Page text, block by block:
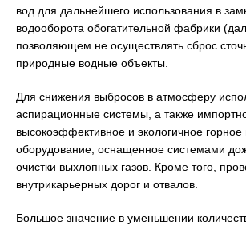
вод для дальнейшего использования в
водооборота обогатительной фабрики
позволяющем не осуществлять сброс
природные водные объекты.
Для снижения выбросов в атмосферу
аспирационные системы, а также
высокоэффективное и экологичное горное
оборудование, оснащенное системами
очистки выхлопных газов. Кроме того,
внутрикарьерных дорог и отвалов.
Большое значение в уменьшении